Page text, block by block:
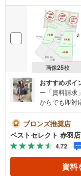
画像25枚
おすすめポイ
ー「資料請求
からでも即対
は南西側
万円（税込
に保育園が点
や総合病院が
板橋」駅ま
19分■都営
ブロンズ推奨店
ベストセレクト 赤羽店
4.72
資料